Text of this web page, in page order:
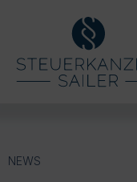
NEWS